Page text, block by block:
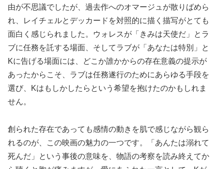
由が不思議でしたが、過去作へのオマージュが散りばめら
れ、レイチェルとデッカードを対照的に描く描写がとても
面白く感じられました。ウォレスが「きみは天使だ」とラ
ブに任務を託する場面、そしてラブが「あなたは特別」と
Kに告げる場面には、どこか誰かからの存在意義の提示が
あったからこそ、ラブは任務遂行のためにあらゆる手段を
選び、Kはもしかしたらという希望を抱けたのかもしれま
せん。
創られた存在であっても感情の動きを肌で感じながら観ら
れるのが、この映画の魅力の一つです。「あんたは溺れて
死んだ」という事後の意味を、物語の考察を読み終えてか